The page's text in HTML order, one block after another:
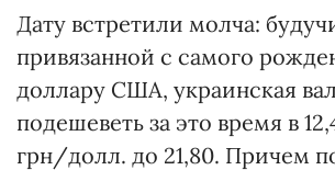
Дату встретили молча:
привязанной с самого
доллару США, украинская
подешеветь за это время в
грн/долл. до 21,80. Причем